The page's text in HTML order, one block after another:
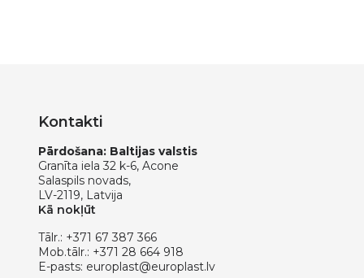
Kontakti
Pārdošana: Baltijas valstis
Granīta iela 32 k-6, Acone
Salaspils novads,
LV-2119, Latvija
Kā nokļūt
Tālr.: +371 67 387 366
Mob.tālr.: +371 28 664 918
E-pasts: europlast@europlast.lv